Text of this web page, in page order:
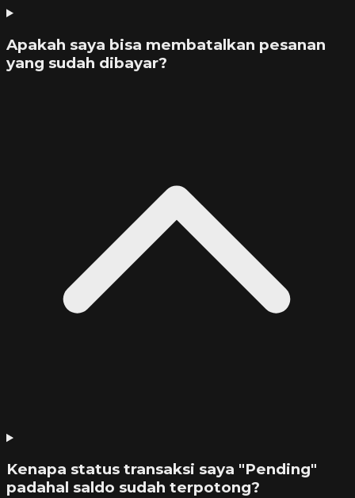
Apakah saya bisa membatalkan pesanan
yang sudah dibayar?
Kenapa status transaksi saya "Pending"
padahal saldo sudah terpotong?